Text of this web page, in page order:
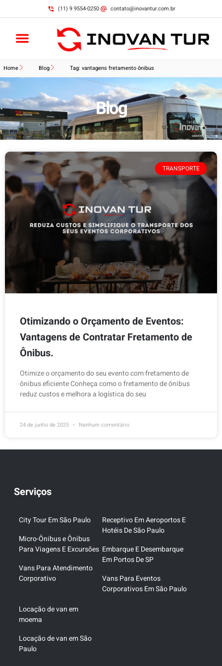
(11) 9 9554-0250 contato@inovantur.com.br
Home Blog Tag: vantagens fretamento ônibus
Blog
TRANSPORTE
Otimizando o Orçamento de Eventos:
Vantagens de Contratar Fretamento de
Ônibus.
Otimize o orçamento do seu evento com fretamento de
ônibus eficiente Conheça como o fretamento de ônibus
reduz custos e melhora a logística do seu
24 de junho de 2025 Nenhum comentário
Serviços
City Tour Em São Paulo
Micro-Ônibus e Ônibus
Para Viagens E Excursões
Vans Para Atendimento
Corporativo
Receptivo Em Aeroportos E
Hotéis De São Paulo
Embarque E Desembarque
Em Portos De SP
Vans Para Eventos
Corporativos Em São Paulo
Locação de van em
moema
Locação de van em São
Paulo